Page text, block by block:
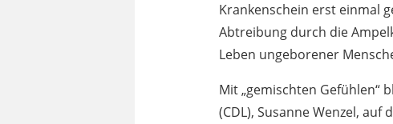
Krankenschein erst einmal
Abtreibung durch die
Leben ungeborener
Mit „gemischten Gefühlen“
(CDL), Susanne Wenzel,